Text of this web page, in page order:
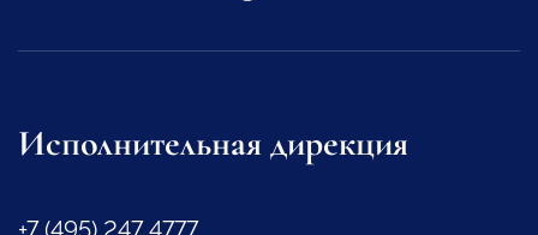
Исполнительная дирекция